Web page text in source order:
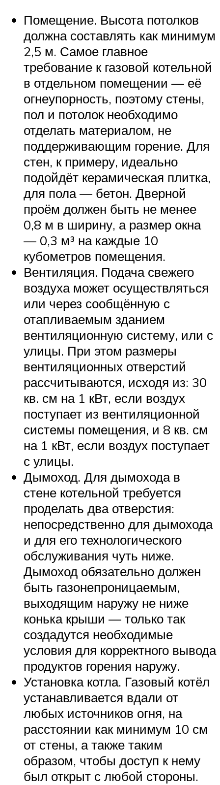
Помещение. Высота потолков
должна составлять как минимум
2,5 м. Самое главное
требование к газовой котельной
в отдельном помещении — её
огнеупорность, поэтому стены,
пол и потолок необходимо
отделать материалом, не
поддерживающим горение. Для
стен, к примеру, идеально
подойдёт керамическая плитка,
для пола — бетон. Дверной
проём должен быть не менее
0,8 м в ширину, а размер окна
— 0,3 м³ на каждые 10
кубометров помещения.
Вентиляция. Подача свежего
воздуха может осуществляться
или через сообщённую с
отапливаемым зданием
вентиляционную систему, или с
улицы. При этом размеры
вентиляционных отверстий
рассчитываются, исходя из: 30
кв. см на 1 кВт, если воздух
поступает из вентиляционной
системы помещения, и 8 кв. см
на 1 кВт, если воздух поступает
с улицы.
Дымоход. Для дымохода в
стене котельной требуется
проделать два отверстия:
непосредственно для дымохода
и для его технологического
обслуживания чуть ниже.
Дымоход обязательно должен
быть газонепроницаемым,
выходящим наружу не ниже
конька крыши — только так
создадутся необходимые
условия для корректного вывода
продуктов горения наружу.
Установка котла. Газовый котёл
устанавливается вдали от
любых источников огня, на
расстоянии как минимум 10 см
от стены, а также таким
образом, чтобы доступ к нему
был открыт с любой стороны.